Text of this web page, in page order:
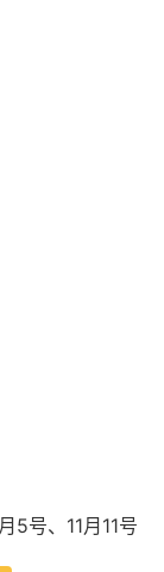
5号、11月11号